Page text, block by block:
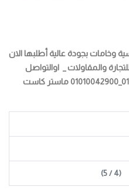
وخامات بجودة عالية أطلبها الان
والمقاولات _ اوالتواصل
عبرالواتس اب او الاتصال 01010027900_01010042900 ماستر كاست
(
4
/ 5)